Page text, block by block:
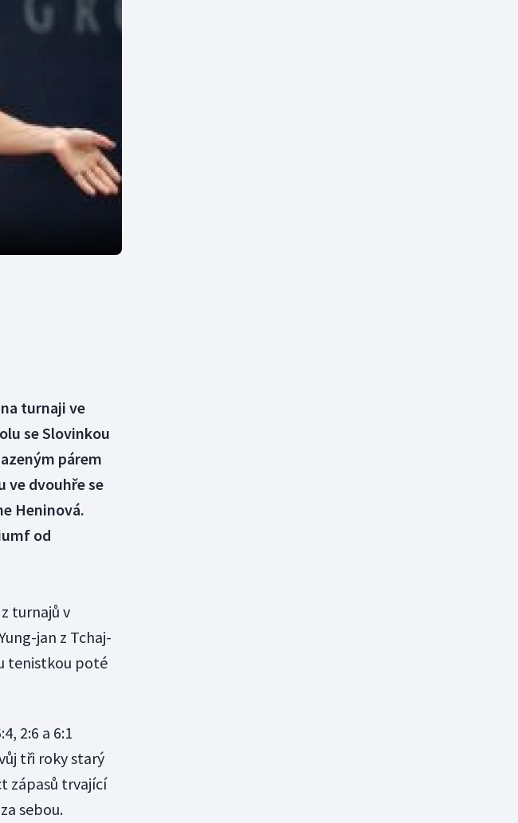
Triatlon
Volejbal
Ostatní
turnaji ve
se Slovinkou
párem
ve dvouhře se
Heninová.
od
turnajů v
jan z Tchaj-
tenistkou poté
2:6 a 6:1
tři roky starý
zápasů trvající
sebou.